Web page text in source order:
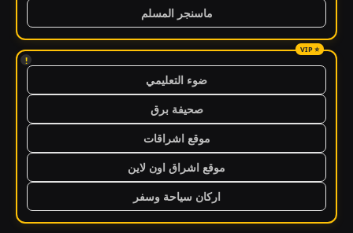
ماسنجر المسلم
!
ضوء التعليمي
صحيفة برق
موقع اشراقات
موقع اشراق اون لاين
اركان سياحة وسفر